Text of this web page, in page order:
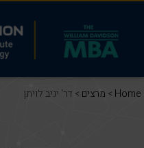
Home
> מרצים > דר' יניב לויתן